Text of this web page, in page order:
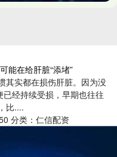
能在给肝脏“添堵”
其实都在损伤肝脏。因为没
已经持续受损，早期也往往
比....
分类：仁信配资